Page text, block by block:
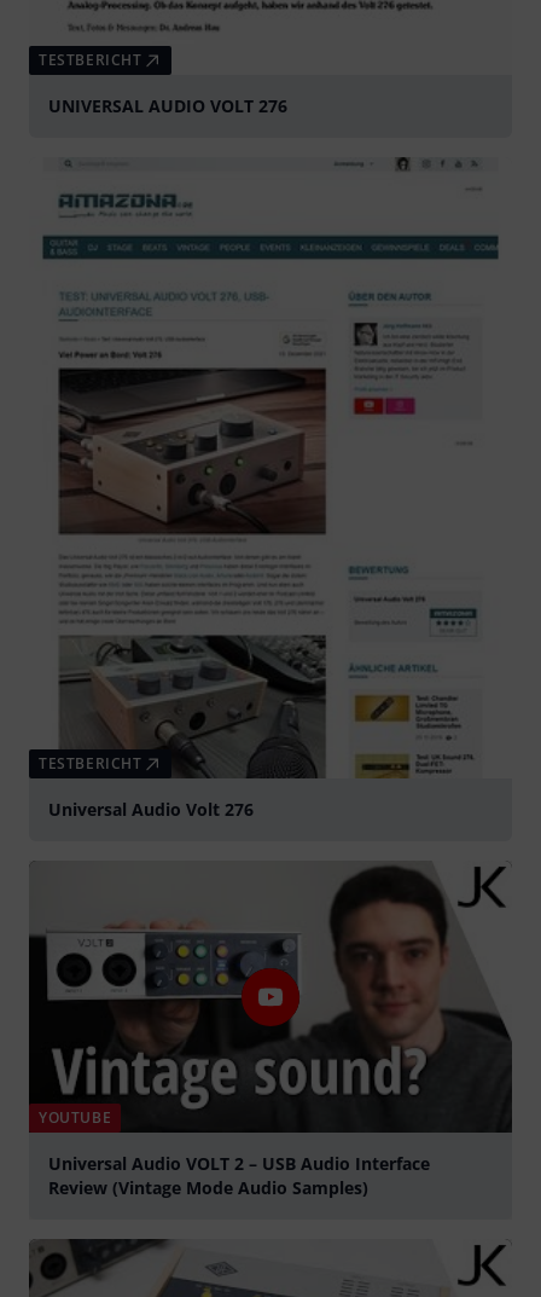
TESTBERICHT
UNIVERSAL AUDIO VOLT 276
TESTBERICHT
Universal Audio Volt 276
YOUTUBE
Universal Audio VOLT 2 – USB Audio Interface
Review (Vintage Mode Audio Samples)